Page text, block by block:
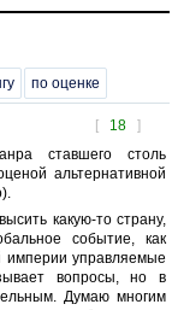
по оценке
[ 18 ]
ставшего столь
альтернативной
какую-то страну,
событие, как
империи управляемые
вопросы, но в
Думаю многим